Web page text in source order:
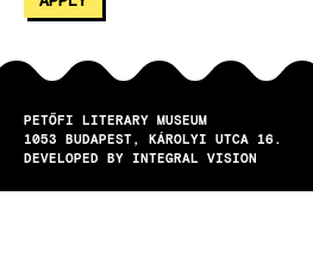
PETŐFI LITERARY MUSEUM
1053
BUDAPEST
KÁROLYI UTCA 16.
DEVELOPED BY INTEGRAL VISION